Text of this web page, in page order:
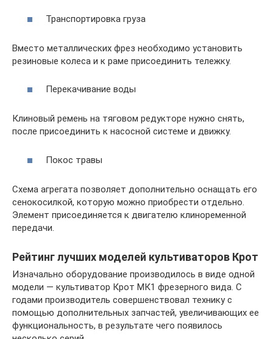
Транспортировка груза
Вместо металлических фрез необходимо установить
резиновые колеса и к раме присоединить тележку.
Перекачивание воды
Клиновый ремень на тяговом редукторе нужно снять,
после присоединить к насосной системе и движку.
Покос травы
Схема агрегата позволяет дополнительно оснащать его
сенокосилкой, которую можно приобрести отдельно.
Элемент присоединяется к двигателю клиноременной
передачи.
Рейтинг лучших моделей культиваторов Крот
Изначально оборудование производилось в виде одной
модели — культиватор Крот МК1 фрезерного вида. С
годами производитель совершенствовал технику с
помощью дополнительных запчастей, увеличивающих ее
функциональность, в результате чего появилось